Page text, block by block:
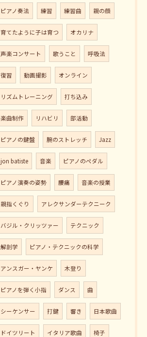
ピアノ奏法 練習 練習曲 親の顔
育てたように子は育つ オカリナ
声楽コンサート 歌うこと 呼吸法
復習 動画撮影 オンライン
リズムトレーニング 打ち込み
楽曲制作 リハビリ 部活動
ピアノの鍵盤 腕のストレッチ Jazz
jon batiste 音楽 ピアノのペダル
ピアノ演奏の姿勢 腰痛 音楽の授業
親指くぐり アレクサンダーテクニーク
バジル・クリッツァー テクニック
解剖学 ピアノ・テクニックの科学
アンスガー・ヤンケ 木登り
ピアノを弾く小指 ダンス 曲
シーケンサー 打鍵 響き 日本歌曲
ドイツリート イタリア歌曲 椅子